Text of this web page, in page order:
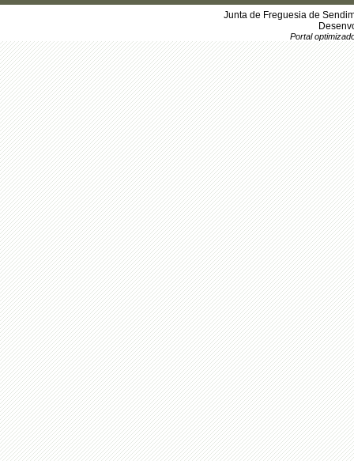
Junta de Freguesia de
Portal